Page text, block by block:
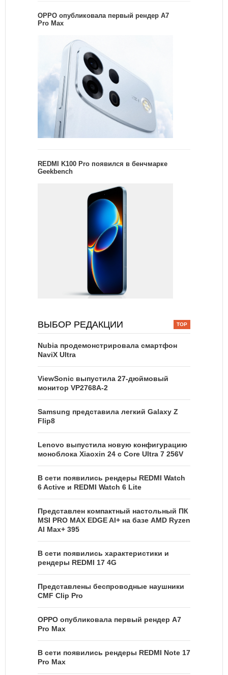
OPPO опубликовала первый рендер A7
Pro Max
REDMI K100 Pro появился в бенчмарке
Geekbench
ВЫБОР РЕДАКЦИИ
Nubia продемонстрировала смартфон
NaviX Ultra
ViewSonic выпустила 27-дюймовый
монитор VP2768A-2
Samsung представила легкий Galaxy Z
Flip8
Lenovo выпустила новую конфигурацию
моноблока Xiaoxin 24 с Core Ultra 7 256V
В сети появились рендеры REDMI Watch
6 Active и REDMI Watch 6 Lite
Представлен компактный настольный ПК
MSI PRO MAX EDGE AI+ на базе AMD Ryzen
AI Max+ 395
В сети появились характеристики и
рендеры REDMI 17 4G
Представлены беспроводные наушники
CMF Clip Pro
OPPO опубликовала первый рендер A7
Pro Max
В сети появились рендеры REDMI Note 17
Pro Max